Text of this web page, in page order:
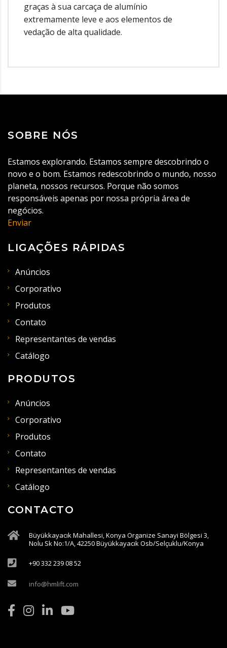
graças à sua carcaça de alumínio
extremamente leve e aos elementos de
vedação de alta qualidade.
SOBRE NÓS
Estamos explorando. Estamos sempre descobrindo o
novo e o bom. Estamos redescobrindo o mundo, nosso
planeta, nossos recursos. Porque não somos
responsáveis apenas por nossa própria área de
negócios.
Enviar
LIGAÇÕES RÁPIDAS
Anúncios
Corporativo
Produtos
Contato
Representantes de vendas
Catálogo
PRODUTOS
Anúncios
Corporativo
Produtos
Contato
Representantes de vendas
Catálogo
CONTACTO
Büyükkayacık Mahallesi, Konya Organize Sanayi Bölgesi 3,
Nolu Sk No:1/A, 42250 Büyükkayacık Osb/Selçuklu/Konya
+90 332 239 08 52
info@hmlift.com